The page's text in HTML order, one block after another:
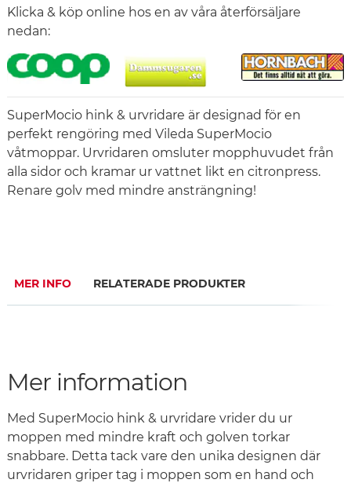
Klicka & köp online hos en av våra återförsäljare
nedan:
SuperMocio hink & urvridare är designad för en
perfekt rengöring med Vileda SuperMocio
våtmoppar. Urvridaren omsluter mopphuvudet från
alla sidor och kramar ur vattnet likt en citronpress.
Renare golv med mindre ansträngning!
MER INFO RELATERADE PRODUKTER
Mer information
Med SuperMocio hink & urvridare vrider du ur
moppen med mindre kraft och golven torkar
snabbare. Detta tack vare den unika designen där
urvridaren griper tag i moppen som en hand och